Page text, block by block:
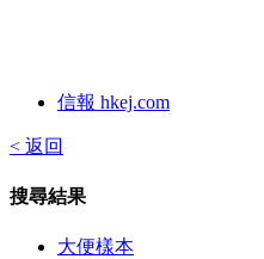
信報 hkej.com
< 返回
搜尋結果
大便樣本